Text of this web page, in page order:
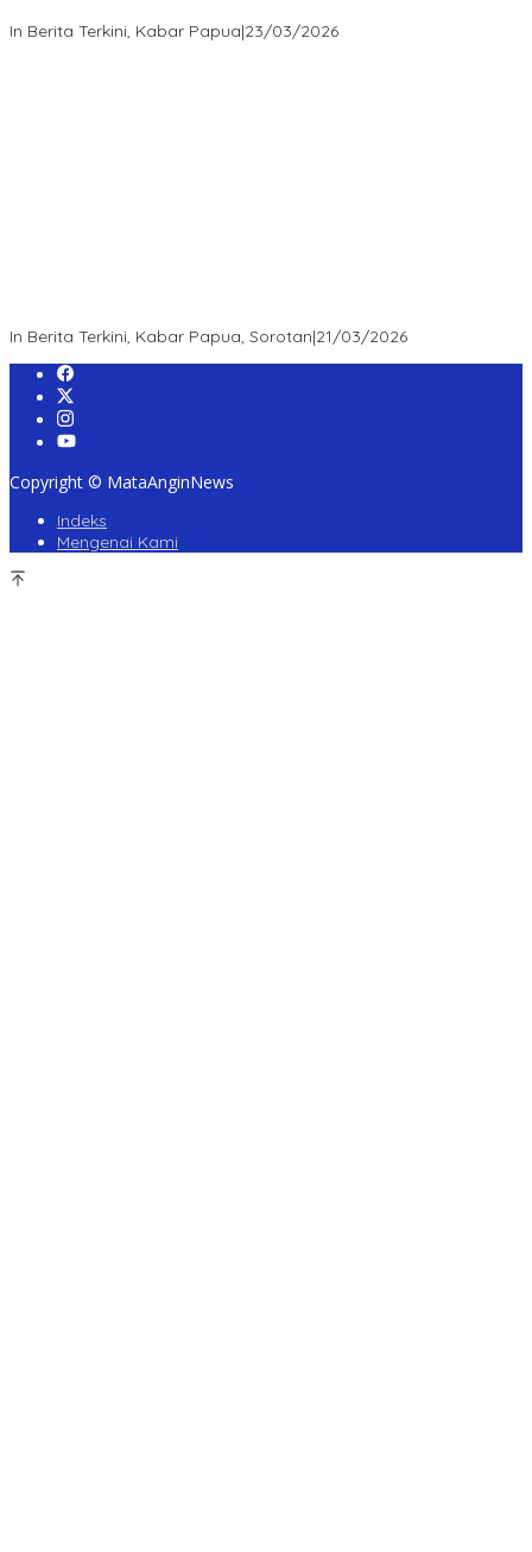
In Berita Terkini, Kabar Papua|23/03/2026
In Berita Terkini, Kabar Papua, Sorotan|21/03/2026
Copyright © MataAnginNews
Indeks
Mengenai Kami